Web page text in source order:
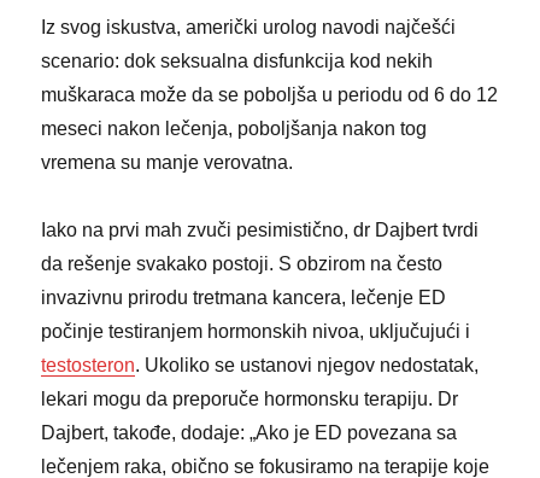
Iz svog iskustva, američki urolog navodi najčešći
scenario: dok seksualna disfunkcija kod nekih
muškaraca može da se poboljša u periodu od 6 do 12
meseci nakon lečenja, poboljšanja nakon tog
vremena su manje verovatna.
Iako na prvi mah zvuči pesimistično, dr Dajbert tvrdi
da rešenje svakako postoji. S obzirom na često
invazivnu prirodu tretmana kancera, lečenje ED
počinje testiranjem hormonskih nivoa, uključujući i
testosteron. Ukoliko se ustanovi njegov nedostatak,
lekari mogu da preporuče hormonsku terapiju. Dr
Dajbert, takođe, dodaje: „Ako je ED povezana sa
lečenjem raka, obično se fokusiramo na terapije koje